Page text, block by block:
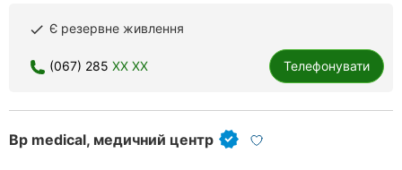
done Є резервне живлення
(067) 285 XX XX Телефонувати
Bp medical, медичний центр